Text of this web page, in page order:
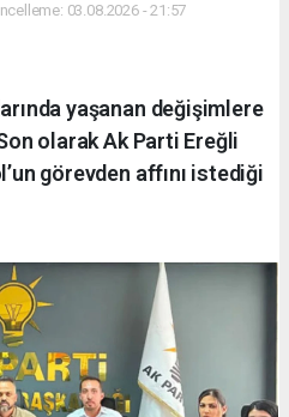
03.08.2026 - 21:57
yaşanan değişimlere
olarak Ak Parti Ereğli
görevden affını istediği